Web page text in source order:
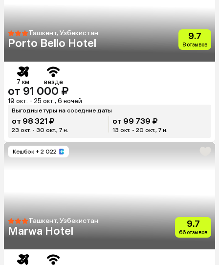
Ташкент, Узбекистан
Porto Bello Hotel
9.7
8 отзывов
7 км везде
от 91 000 ₽
19 окт. - 25 окт., 6 ночей
Выгодные туры на соседние даты
от 98 321 ₽
23 окт. - 30 окт., 7 н.
от 99 739 ₽
13 окт. - 20 окт., 7 н.
Кешбэк + 2 022
Ташкент, Узбекистан
Marwa Hotel
9.7
66 отзывов